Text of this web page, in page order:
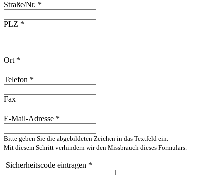
Straße/Nr. *
PLZ *
Ort *
Telefon *
Fax
E-Mail-Adresse *
Bitte geben Sie die abgebildeten Zeichen in das Textfeld ein.
Mit diesem Schritt verhindern wir den Missbrauch dieses Formulars.
Sicherheitscode eintragen *